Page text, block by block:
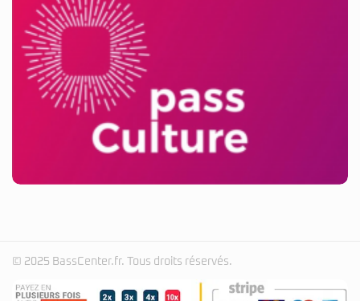
© 2025 BassCenter.fr. Tous droits réservés.